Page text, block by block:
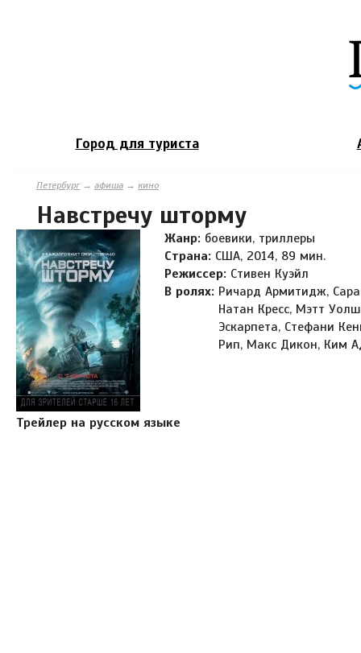
Город для туриста
Петербург→ афиша → кино
Навстречу шторму
Жанр: боевики, триллеры
Страна: США, 2014, 89 мин.
Режиссер: Стивен Куэйл
В ролях: Ричард Армитидж,
Натан Кресс, Мэтт
Эскарпета, Стефани
Рип, Макс Дикон, Ким
Трейлер на русском языке